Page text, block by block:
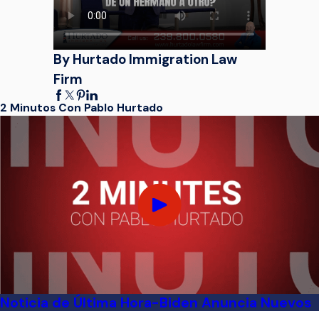
By Hurtado Immigration Law
Firm
2 Minutos Con Pablo Hurtado
Noticia de Última Hora-Biden Anuncia Nuevos